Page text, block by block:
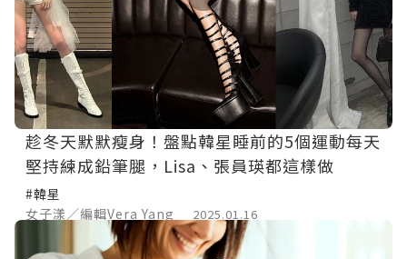
趁冬天默默瘦身！盤點韓星睡前的5個運動每天
堅持練成鉛筆腿，Lisa、張員瑛都這樣做
#韓星
女子漾／編輯Vera Yang
2025.01.16